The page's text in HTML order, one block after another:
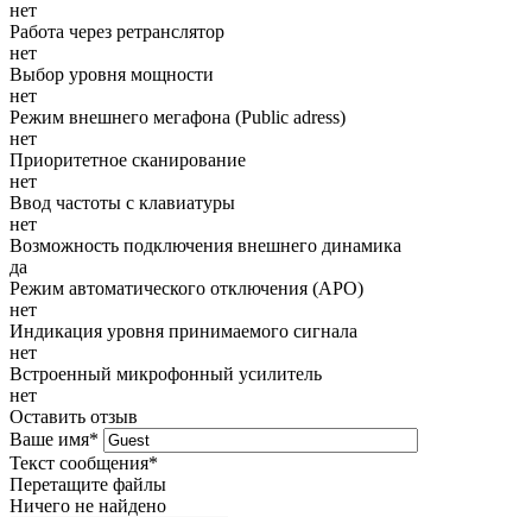
нет
Работа через ретранслятор
нет
Выбор уровня мощности
нет
Режим внешнего мегафона (Public adress)
нет
Приоритетное сканирование
нет
Ввод частоты с клавиатуры
нет
Возможность подключения внешнего динамика
да
Режим автоматического отключения (АРО)
нет
Индикация уровня принимаемого сигнала
нет
Встроенный микрофонный усилитель
нет
Оставить отзыв
Ваше имя*
Текст сообщения*
Перетащите файлы
Ничего не найдено